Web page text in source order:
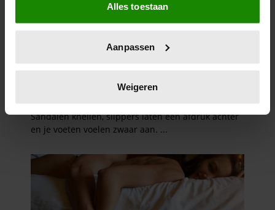
Informatie verzamelen over uw geografische
locatie, die tot een paar meter nauwkeurig kan zijn
scannen op specifieke eigenschappen (fingerprinting)
verwerkt en stel uw voorkeuren in het
intrekken in de Cookieverklaring.
personaliseren, om functies voor social media te bieden
en om ons websiteverkeer te analyseren. Ook delen we
informatie over uw gebruik van onze site met onze
partners voor social media, adverteren en analyse. Deze
Alles toestaan
Aanpassen
Weigeren